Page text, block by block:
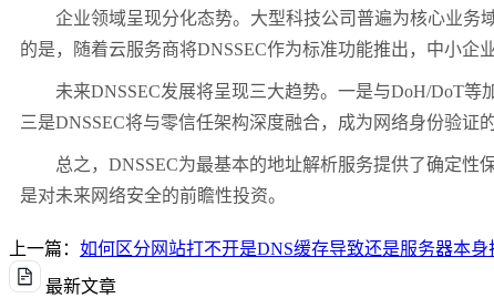
企业领域呈现分化态势。大型科技公司普遍为核心业务
的是，随着云服务商将DNSSEC作为标准功能推出，中小企
未来DNSSEC发展将呈现三大趋势。一是与DoH/DoT等
三是DNSSEC将与零信任架构深度融合，成为网络身份验证
总之， DNSSEC为最基本的地址解析服务提供了确定
是对未来网络安全的前瞻性投资。
上一篇： 如何区分网站打不开是DNS缓存导致还是服务器本身
最新文章